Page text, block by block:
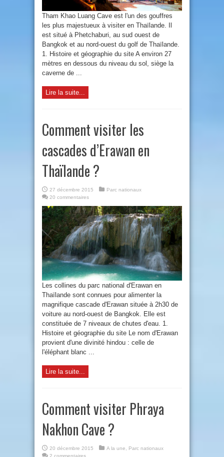
Tham Khao Luang Cave est l'un des gouffres
les plus majestueux à visiter en Thaïlande. Il
est situé à Phetchaburi, au sud ouest de
Bangkok et au nord-ouest du golf de Thaïlande.
1. Histoire et géographie du site A environ 27
mètres en dessous du niveau du sol, siège la
caverne de ...
Lire la suite...
Comment visiter les
cascades d’Erawan en
Thaïlande ?
27 décembre 2015
Parc nationaux
20 commentaires
Les collines du parc national d'Erawan en
Thaïlande sont connues pour alimenter la
magnifique cascade d'Erawan située à 2h30 de
voiture au nord-ouest de Bangkok. Elle est
constituée de 7 niveaux de chutes d'eau. 1.
Histoire et géographie du site Le nom d'Erawan
provient d'une divinité hindou : celle de
l'éléphant blanc ...
Lire la suite...
Comment visiter Phraya
Nakhon Cave ?
20 décembre 2015 A la une
Parc nationaux
2 commentaires